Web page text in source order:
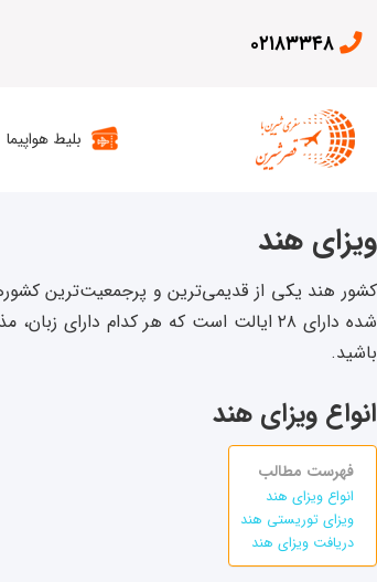
۰۲۱۸۳۳۴۸
بلیط هواپیما
ویزای هند
کشور هند یکی از قدیمی‌ترین و پرجمعیت‌ترین
شده دارای ۲۸ ایالت است که هر کدام دارای زبان، مذهب، سنت و آداب مخصوص به خود هستند. برای سفر به هند،‌ دریافت
باشید.
انواع ویزای هند
فهرست مطالب
انواع ویزای هند
ویزای توریستی هند
دریافت ویزای هند